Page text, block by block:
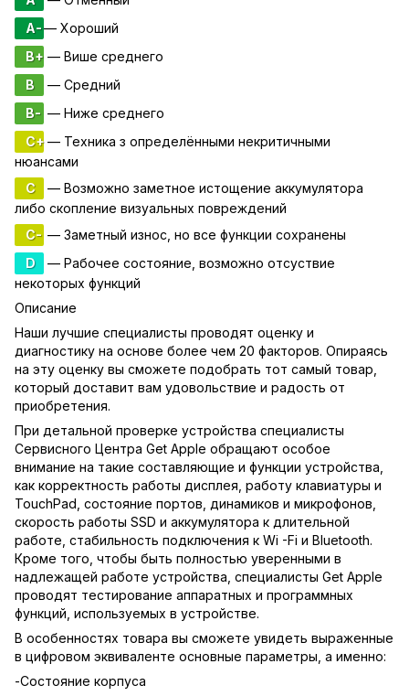
A-— Хороший
B+ — Више среднего
B
— Средний
B- — Ниже среднего
C+— Техника з определёнными некритичными
нюансами
C
— Возможно заметное истощение аккумулятора
либо скопление визуальных повреждений
C- — Заметный износ, но все функции сохранены
D
— Рабочее состояние, возможно отсуствие
некоторых функций
Описание
Наши лучшие специалисты проводят оценку и
диагностику на основе более чем 20 факторов. Опираясь
на эту оценку вы сможете подобрать тот самый товар,
который доставит вам удовольствие и радость от
приобретения.
При детальной проверке устройства специалисты
Сервисного Центра Get Apple обращают особое
внимание на такие составляющие и функции устройства,
как корректность работы дисплея, работу клавиатуры и
TouchPad, состояние портов, динамиков и микрофонов,
скорость работы SSD и аккумулятора к длительной
работе, стабильность подключения к Wi -Fi и Bluetooth.
Кроме того, чтобы быть полностью уверенными в
надлежащей работе устройства, специалисты Get Apple
проводят тестирование аппаратных и программных
функций, используемых в устройстве.
В особенностях товара вы сможете увидеть выраженные
в цифровом эквиваленте основные параметры, а именно:
-Состояние корпуса